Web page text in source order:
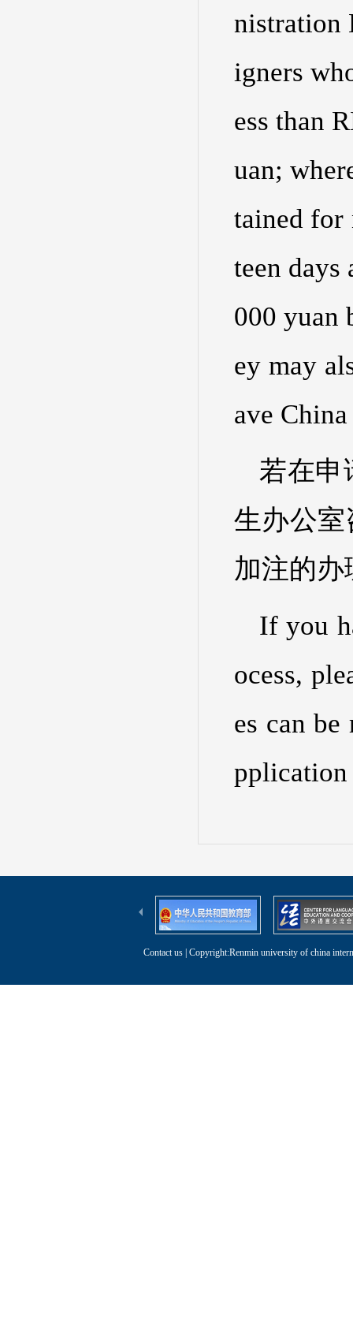
nistration
igners
ess than
uan;
tained for
teen days
000 yuan
ey may
ave
若在申
生办公
加注的办
If you
ocess,
es can
pplication
Contact us | Copyright:Renmin university of china